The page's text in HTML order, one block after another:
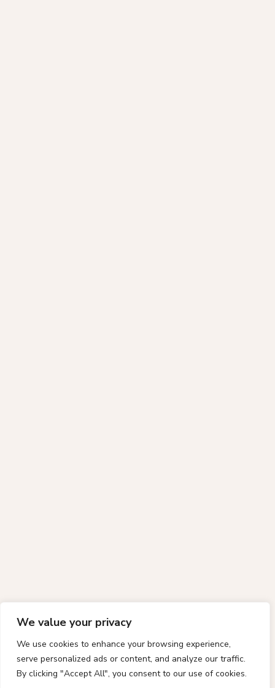
We value your privacy
We use cookies to enhance your browsing experience,
serve personalized ads or content, and analyze our traffic.
By clicking "Accept All", you consent to our use of cookies.